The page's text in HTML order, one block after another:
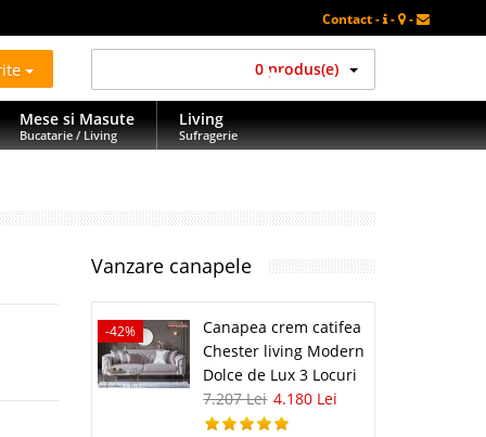
Contact - - -
0 produs(e)
Mese si Masute
Bucatarie / Living
Living
Sufragerie
Vanzare canapele
-42%
Canapea crem catifea
Chester living Modern
Dolce de Lux 3 Locuri
7.207 Lei 4.180 Lei